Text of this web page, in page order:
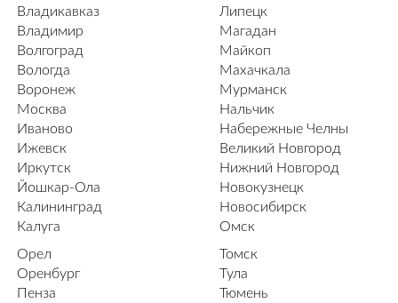
Владикавказ
Владимир
Волгоград
Вологда
Воронеж
Москва
Иваново
Ижевск
Иркутск
Йошкар-Ола
Калининград
Калуга
Липецк
Магадан
Майкоп
Махачкала
Мурманск
Нальчик
Набережные Челны
Великий Новгород
Нижний Новгород
Новокузнецк
Новосибирск
Омск
Орел
Оренбург
Пенза
Томск
Тула
Тюмень